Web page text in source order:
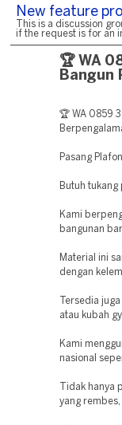
New feature
This is a discussion
if the request is for an
🏆 WA
Bangun
🏆 WA 0859
Pasang
Butuh
Kami
bangunan
Material ini
dengan
Tersedia
atau kubah
Kami
nasional
Tidak hanya
yang